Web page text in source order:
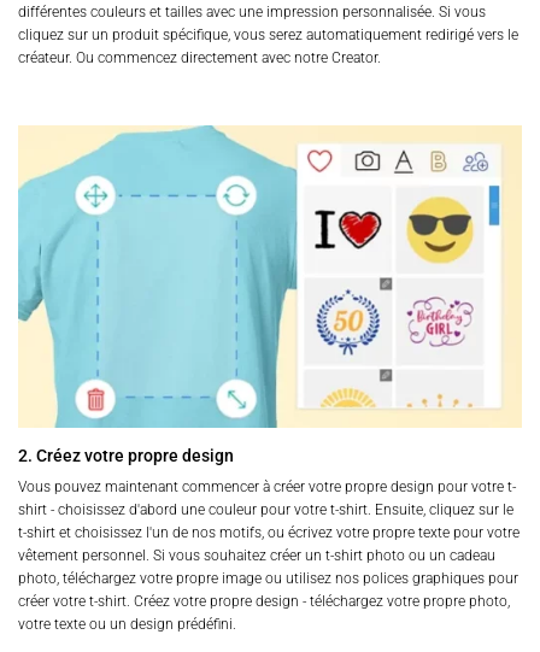
différentes couleurs et tailles avec une impression personnalisée. Si vous
cliquez sur un produit spécifique, vous serez automatiquement redirigé vers le
créateur. Ou commencez directement avec notre Creator.
2. Créez votre propre design
Vous pouvez maintenant commencer à créer votre propre design pour votre t-
shirt - choisissez d'abord une couleur pour votre t-shirt. Ensuite, cliquez sur le
t-shirt et choisissez l'un de nos motifs, ou écrivez votre propre texte pour votre
vêtement personnel. Si vous souhaitez créer un t-shirt photo ou un cadeau
photo, téléchargez votre propre image ou utilisez nos polices graphiques pour
créer votre t-shirt. Créez votre propre design - téléchargez votre propre photo,
votre texte ou un design prédéfini.